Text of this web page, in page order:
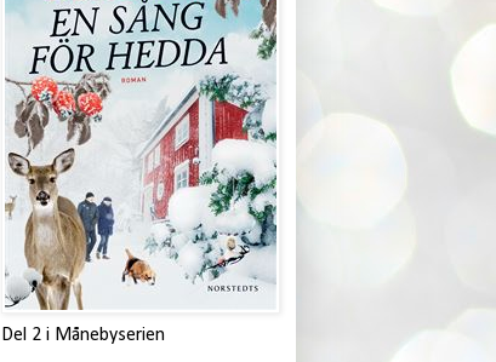
Del 2 i Månebyserien